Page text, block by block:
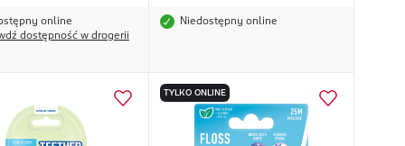
online
dostępność w drogerii
Niedostępny online
TYLKO ONLINE